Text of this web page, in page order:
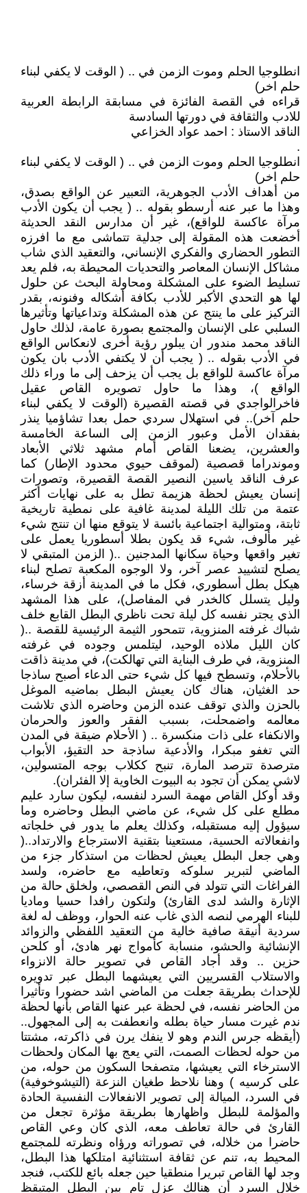
انطلوجيا الحلم وموت الزمن في .. ( الوقت لا يكفي لبناء
حلم اخر)
قراءه في القصة الفائزة في مسابقة الرابطة العربية
للادب والثقافة في دورتها السادسة
الناقد الاستاذ : احمد عواد الخزاعي
.
انطلوجيا الحلم وموت الزمن في .. ( الوقت لا يكفي لبناء
حلم اخر)
من أهداف الأدب الجوهرية، التعبير عن الواقع بصدق،
وهذا ما عبر عنه أرسطو بقوله .. ( يجب أن يكون الأدب
مرآة عاكسة للواقع)، غير أن مدارس النقد الحديثة
أخضعت هذه المقولة إلى جدلية تتماشى مع ما افرزه
التطور الحضاري والفكري الإنساني، والتعقيد الذي شاب
مشاكل الإنسان المعاصر والتحديات المحيطة به، فلم يعد
تسليط الضوء على المشكلة ومحاولة البحث عن حلول
لها هو التحدي الأكبر للأدب بكافة أشكاله وفنونه، بقدر
التركيز على ما ينتج عن هذه المشكلة وتداعياتها وتأثيرها
السلبي على الإنسان والمجتمع بصورة عامة، لذلك حاول
الناقد محمد مندور ان يبلور رؤية أخرى لانعكاس الواقع
في الأدب بقوله .. ( يجب أن لا يكتفي الأدب بان يكون
مرآة عاكسة للواقع بل يجب أن يزحف إلى ما وراء ذلك
الواقع )، وهذا ما حاول تصويره القاص عقيل
فاخرالواجدي في قصته القصيرة (الوقت لا يكفي لبناء
حلم آخر).. في استهلال سردي حمل بعدا تشاؤميا ينذر
بفقدان الأمل وعبور الزمن إلى الساعة الخامسة
والعشرين، يضعنا القاص أمام مشهد ثلاثي الأبعاد
وموندراما قصصية (لموقف حيوي محدود الإطار) كما
عرف الناقد ياسين النصير القصة القصيرة، وتصورات
إنسان يعيش لحظة هزيمة تطل به على نهايات أكثر
عتمة من تلك الليلة لمدينة غافية على نمطية تاريخية
ثابتة، ومتوالية اجتماعية بائسة لا يتوقع منها ان تنتج شيء
غير مألوف، شيء قد يكون بطلا أسطوريا يعمل على
تغير واقعها وحياة سكانها المدجنين ..( الزمن المتبقي لا
يصلح لتشييد عصر آخر، ولا الوجوه المكعبة تصلح لبناء
هيكل بطل أسطوري، فكل ما في المدينة أزقة خرساء،
وليل يتسلل كالخدر في المفاصل)، على هذا المشهد
الذي يجتر نفسه كل ليلة تحت ناظري البطل القابع خلف
شباك غرفته المنزوية، تتمحور الثيمة الرئيسية للقصة ..(
كان الليل ملاذه الوحيد، ليتلمس وجوده في غرفته
المنزوية، في طرف البناية التي تهالكت)، في مدينة ذاقت
بالأحلام، وتسطح فيها كل شيء حتى الدعاء أصبح ساذجا
حد الغثيان، هناك كان يعيش البطل بماضيه الموغل
بالحزن والذي توقف عنده الزمن وحاضره الذي تلاشت
معالمه واضمحلت، بسبب الفقر والعوز والحرمان
والانكفاء على ذات منكسرة .. ( الأحلام ضيقة في المدن
التي تغفو مبكرا، والأدعية ساذجة حد التقيؤ، الأبواب
مترصدة تترصد المارة، تنبح ككلاب بوجه المتسولين،
لاشي يمكن أن تجود به البيوت الخاوية إلا الفئران).
وقد أوكل القاص مهمة السرد لنفسه، ليكون سارد عليم
مطلع على كل شيء، عن ماضي البطل وحاضره وما
سيؤول إليه مستقبله، وكذلك يعلم ما يدور في خلجاته
وانفعالاته الحسية، مستعينا بتقنية الاسترجاع والارتداد..(
وهي جعل البطل يعيش لحظات من استذكار جزء من
الماضي لتبرير سلوكه وتعاطيه مع حاضره، ولسد
الفراغات التي تتولد في النص القصصي، ولخلق حالة من
الإثارة والشد لدى القارئ) ولتكون رافدا حسيا وماديا
للبناء الهرمي لنصه الذي غاب عنه الحوار، ووظف له لغة
سردية أنيقة صافية خالية من التعقيد اللفظي والزوائد
الإنشائية والحشو، منسابة كأمواج نهر هادئ، أو كلحن
حزين .. وقد أجاد القاص في تصوير حالة الانزواء
والاستلاب القسريين التي يعيشهما البطل عبر تدويره
للإحداث بطريقة جعلت من الماضي اشد حضورا وتأثيرا
من الحاضر نفسه، في لحظة عبر عنها القاص بأنها لحظة
ندم غيرت مسار حياة بطله وانعطفت به إلى المجهول..
(أيقظه جرس الندم وهو لا ينفك يرن في ذاكرته، مشتتا
من حوله لحظات الصمت، التي يعج بها المكان ولحظات
الاسترخاء التي يعيشها، متصفحا السكون من حوله، من
على كرسيه ) وهنا نلاحظ طغيان النزعة (التيشوخوفية)
في السرد، الميالة إلى تصوير الانفعالات النفسية الحادة
والمؤلمة للبطل واظهارها بطريقة مؤثرة تجعل من
القارئ في حالة تعاطف معه، الذي كان وعي القاص
حاضرا من خلاله، في تصوراته ورؤاه ونظرته للمجتمع
المحيط به، تنم عن ثقافة استثنائية امتلكها هذا البطل،
وجد لها القاص تبريرا منطقيا حين جعله بائع للكتب، فنجد
خلال السرد أن هنالك عزل تام بين البطل المتيقظ